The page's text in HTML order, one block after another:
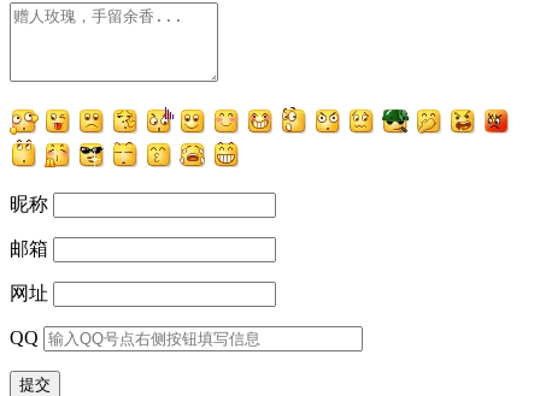
昵称
邮箱
网址
QQ